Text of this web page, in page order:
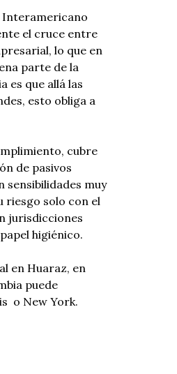
Interamericano
el cruce entre
lo que en
parte de la
es que allá las
esto obliga a
cubre
de pasivos
sensibilidades muy
riesgo solo con el
jurisdicciones
higiénico.
en Huaraz, en
puede
o New York.